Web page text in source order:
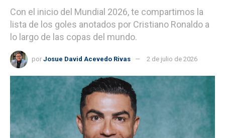
Con el inicio del Mundial 2026, te compartimos la
lista de los goles anotados por Cristiano Ronaldo a
lo largo de las copas del mundo.
por Josue David Acevedo Rivas 2 de julio de 2026